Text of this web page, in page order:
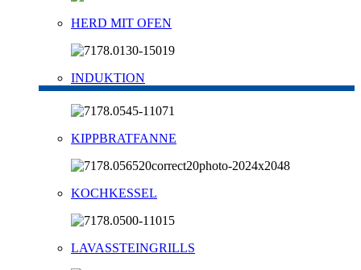
HERD MIT OFEN
INDUKTION
KIPPBRATFANNE
KOCHKESSEL
LAVASSTEINGRILLS